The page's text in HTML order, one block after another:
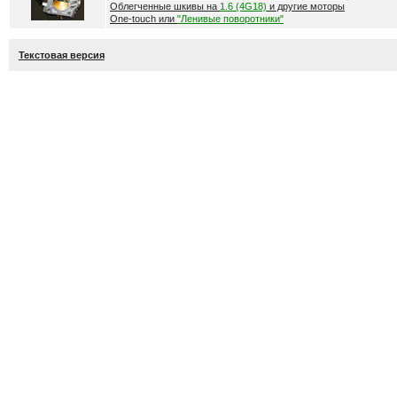
Облегченные шкивы на 1.6 (4G18) и другие моторы
One-touch или "Ленивые поворотники"
Текстовая версия